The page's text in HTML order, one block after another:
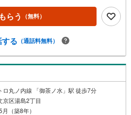
らう （無料）
る （通話料無料）
ロ丸ノ内線 「御茶ノ水」駅 徒歩7分
京区湯島2丁目
（築8年）